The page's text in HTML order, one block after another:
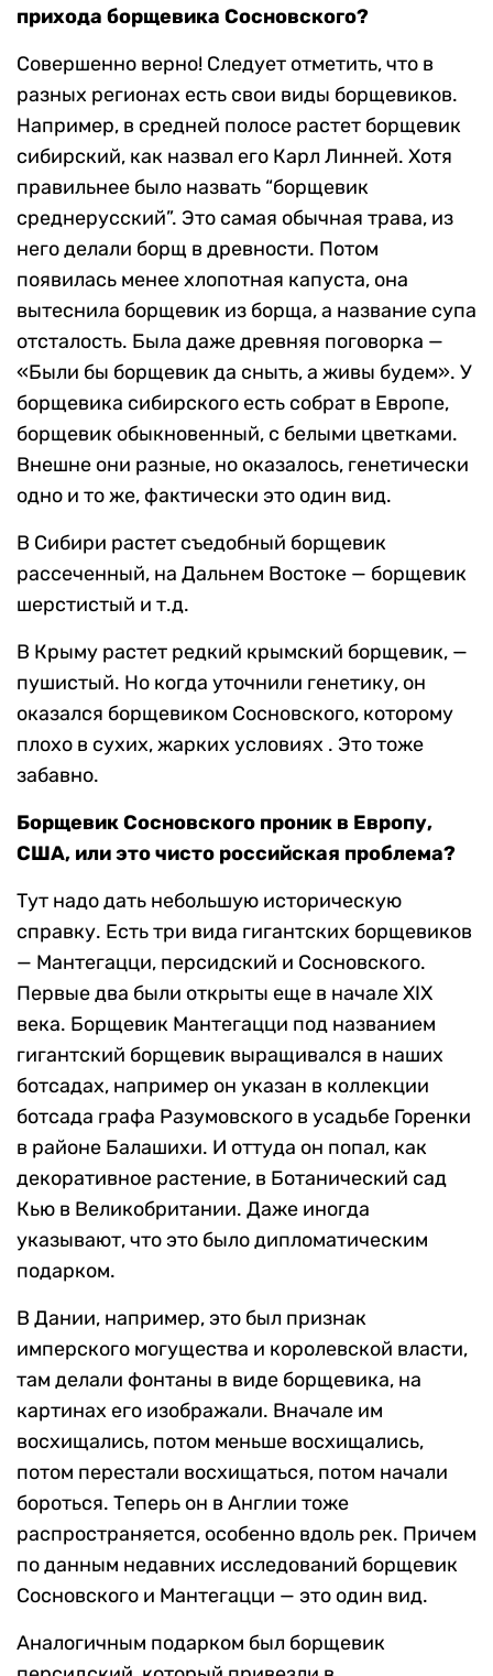
прихода борщевика Сосновского?
Совершенно верно! Следует отметить, что в
разных регионах есть свои виды борщевиков.
Например, в средней полосе растет борщевик
сибирский, как назвал его Карл Линней. Хотя
правильнее было назвать “борщевик
среднерусский”. Это самая обычная трава, из
него делали борщ в древности. Потом
появилась менее хлопотная капуста, она
вытеснила борщевик из борща, а название супа
отсталость. Была даже древняя поговорка —
«Были бы борщевик да сныть, а живы будем». У
борщевика сибирского есть собрат в Европе,
борщевик обыкновенный, с белыми цветками.
Внешне они разные, но оказалось, генетически
одно и то же, фактически это один вид.
В Сибири растет съедобный борщевик
рассеченный, на Дальнем Востоке — борщевик
шерстистый и т.д.
В Крыму растет редкий крымский борщевик, —
пушистый. Но когда уточнили генетику, он
оказался борщевиком Сосновского, которому
плохо в сухих, жарких условиях . Это тоже
забавно.
Борщевик Сосновского проник в Европу,
США, или это чисто российская проблема?
Тут надо дать небольшую историческую
справку. Есть три вида гигантских борщевиков
— Мантегацци, персидский и Сосновского.
Первые два были открыты еще в начале XIX
века. Борщевик Мантегацци под названием
гигантский борщевик выращивался в наших
ботсадах, например он указан в коллекции
ботсада графа Разумовского в усадьбе Горенки
в районе Балашихи. И оттуда он попал, как
декоративное растение, в Ботанический сад
Кью в Великобритании. Даже иногда
указывают, что это было дипломатическим
подарком.
В Дании, например, это был признак
имперского могущества и королевской власти,
там делали фонтаны в виде борщевика, на
картинах его изображали. Вначале им
восхищались, потом меньше восхищались,
потом перестали восхищаться, потом начали
бороться. Теперь он в Англии тоже
распространяется, особенно вдоль рек. Причем
по данным недавних исследований борщевик
Сосновского и Мантегацци — это один вид.
Аналогичным подарком был борщевик